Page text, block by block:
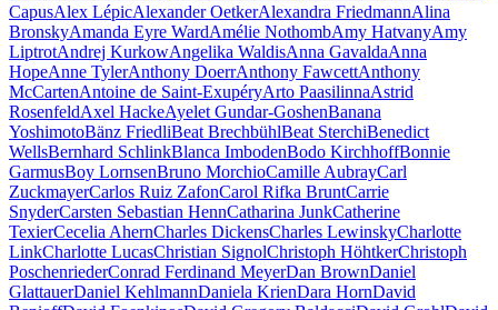
CapusAlex LépicAlexander OetkerAlexandra FriedmannAlina
BronskyAmanda Eyre WardAmélie NothombAmy HatvanyAmy
LiptrotAndrej KurkowAngelika WaldisAnna GavaldaAnna
HopeAnne TylerAnthony DoerrAnthony FawcettAnthony
McCartenAntoine de Saint-ExupéryArto PaasilinnaAstrid
RosenfeldAxel HackeAyelet Gundar-GoshenBanana
YoshimotoBänz FriedliBeat BrechbühlBeat SterchiBenedict
WellsBernhard SchlinkBlanca ImbodenBodo KirchhoffBonnie
GarmusBoy LornsenBruno MorchioCamille AubrayCarl
ZuckmayerCarlos Ruiz ZafonCarol Rifka BruntCarrie
SnyderCarsten Sebastian HennCatharina JunkCatherine
TexierCecelia AhernCharles DickensCharles LewinskyCharlotte
LinkCharlotte LucasChristian SignolChristoph HöhtkerChristoph
PoschenriederConrad Ferdinand MeyerDan BrownDaniel
GlattauerDaniel KehlmannDaniela KrienDara HornDavid